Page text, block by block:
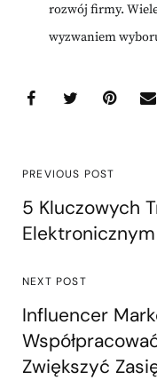
rozwój firmy.
wyzwaniem
PREVIOUS POST
5 Kluczowych
Elektronicznym
NEXT POST
Influencer
Zwiększyć